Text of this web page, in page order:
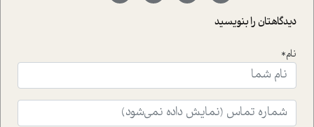
حمایت از محیط زیست و منابع طبیعی تبدیل گشته
است.فصل روایت اجنبی ها در این شماره به دو موضوع
ای که به زندگی شگفت انگیز جین گودال و تاثیرات کاوش های
ایشان در حوزه ی شامپانزه ها بر زندگی امروزی ما نگاهی
افکنده است.فصل اتاق 333 شما را پای صحبت یک تجربه ی
واقعی در ارتباط با اختلال شخصیت اسکزوئید و مشکلات و نیز
راهکارهای حل آن قرار می دهد که در اتاق درمان اتفاق افتاده
دیدگاهتان را بنویسید
نام*